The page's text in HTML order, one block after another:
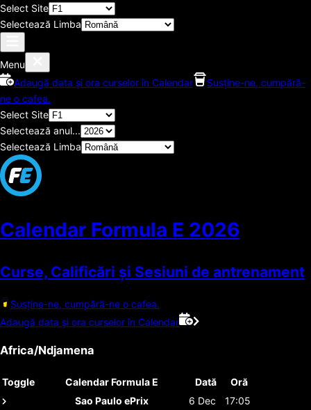
Select Site
Selectează Limba
Menu
Adaugă data și ora curselor în Calendar
Susține-ne, cumpără-
ne o cafea.
Select Site
Selectează anul...
Selectează Limba
Calendar Formula E 2026
Curse, Calificări și Sesiuni de antrenament
Susține-ne, cumpără-ne o cafea.
Adaugă data și ora curselor în Calendar
Africa/Ndjamena
Toggle Calendar Formula E Dată
Oră
Sao Paulo ePrix
6 Dec
17:05